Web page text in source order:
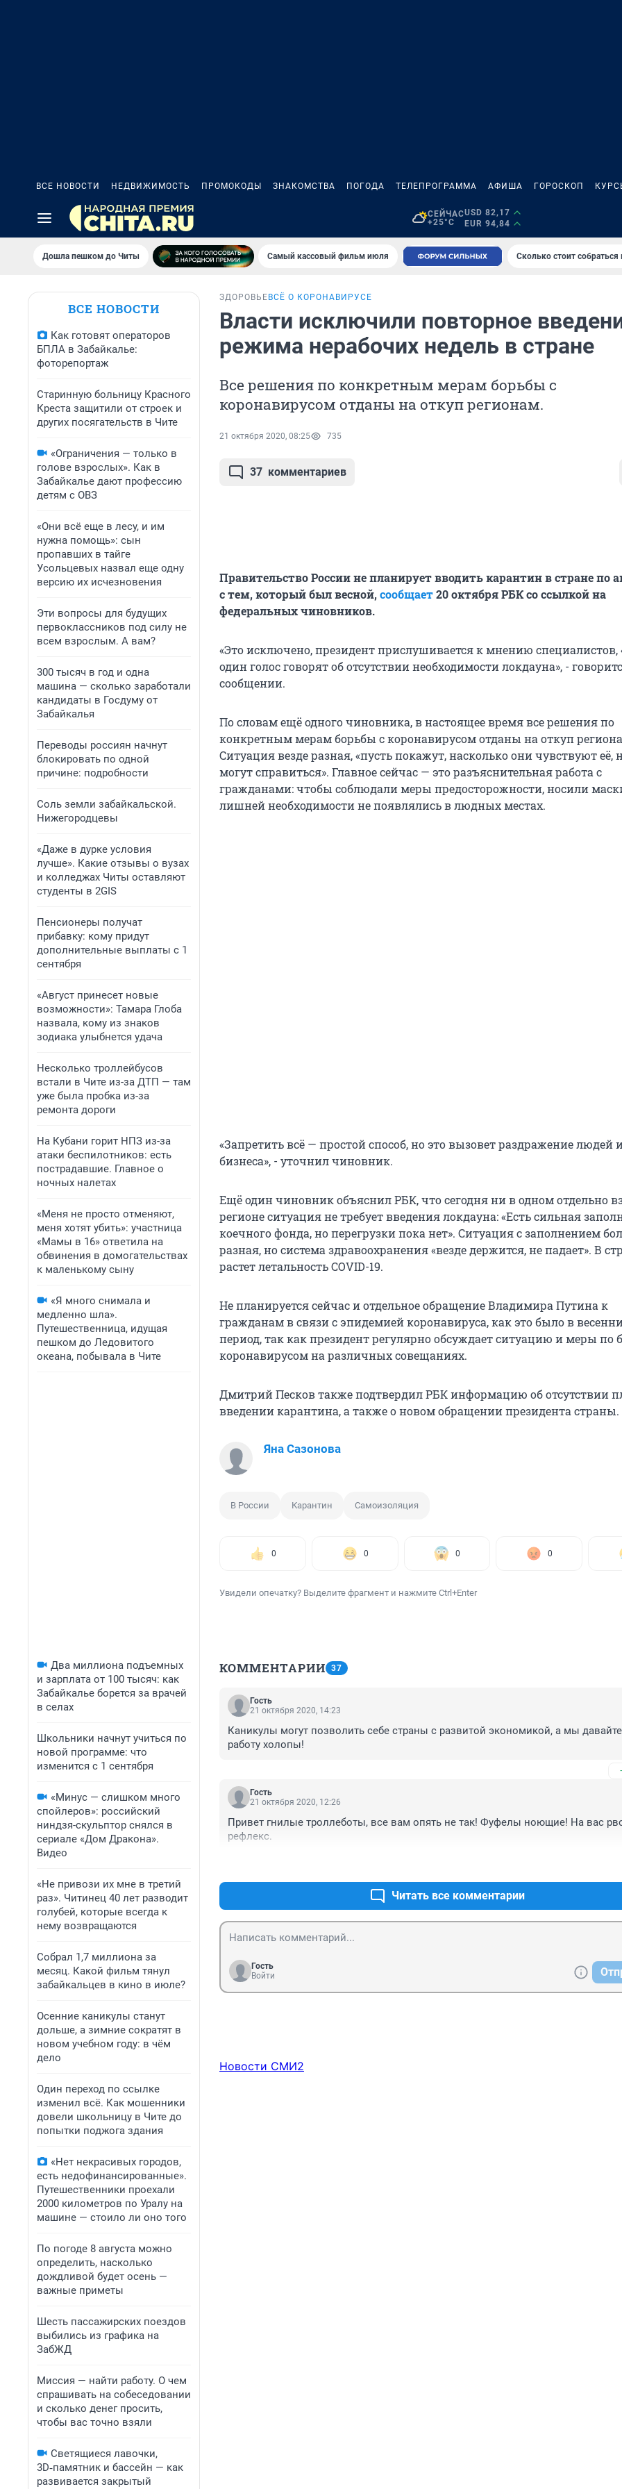
ВСЕ НОВОСТИ НЕДВИЖИМОСТЬ ПРОМОКОДЫ ЗНАКОМСТВА ПОГОДА ТЕЛЕПРОГРАММА АФИША ГОРОСКОП
СЕЙЧАС
+25°C
USD 82,17
EUR 94,84
Дошла пешком до Читы Самый кассовый фильм июля Сколько стоит
ВСЕ НОВОСТИ
Как готовят операторов
БПЛА в Забайкалье:
фоторепортаж
Старинную больницу Красного
Креста защитили от строек и
других посягательств в Чите
«Ограничения — только в
голове взрослых». Как в
Забайкалье дают профессию
детям с ОВЗ
«Они всё еще в лесу, и им
нужна помощь»: сын
пропавших в тайге
Усольцевых назвал еще одну
версию их исчезновения
Эти вопросы для будущих
первоклассников под силу не
всем взрослым. А вам?
300 тысяч в год и одна
машина — сколько заработали
кандидаты в Госдуму от
Забайкалья
Переводы россиян начнут
блокировать по одной
причине: подробности
Соль земли забайкальской.
Нижегородцевы
«Даже в дурке условия
лучше». Какие отзывы о вузах
и колледжах Читы оставляют
студенты в 2GIS
Пенсионеры получат
прибавку: кому придут
дополнительные выплаты с 1
сентября
«Август принесет новые
возможности»: Тамара Глоба
назвала, кому из знаков
зодиака улыбнется удача
Несколько троллейбусов
встали в Чите из-за ДТП — там
уже была пробка из-за
ремонта дороги
На Кубани горит НПЗ из-за
атаки беспилотников: есть
пострадавшие. Главное о
ночных налетах
«Меня не просто отменяют,
меня хотят убить»: участница
«Мамы в 16» ответила на
обвинения в домогательствах
к маленькому сыну
«Я много снимала и
медленно шла».
Путешественница, идущая
пешком до Ледовитого
океана, побывала в Чите
Два миллиона подъемных
и зарплата от 100 тысяч: как
Забайкалье борется за врачей
в селах
Школьники начнут учиться по
новой программе: что
изменится с 1 сентября
«Минус — слишком много
спойлеров»: российский
ниндзя-скульптор снялся в
сериале «Дом Дракона».
Видео
«Не привози их мне в третий
раз». Читинец 40 лет разводит
голубей, которые всегда к
нему возвращаются
Собрал 1,7 миллиона за
месяц. Какой фильм тянул
забайкальцев в кино в июле?
Осенние каникулы станут
дольше, а зимние сократят в
новом учебном году: в чём
дело
Один переход по ссылке
изменил всё. Как мошенники
довели школьницу в Чите до
попытки поджога здания
«Нет некрасивых городов,
есть недофинансированные».
Путешественники проехали
2000 километров по Уралу на
машине — стоило ли оно того
По погоде 8 августа можно
определить, насколько
дождливой будет осень —
важные приметы
Шесть пассажирских поездов
выбились из графика на
ЗабЖД
Миссия — найти работу. О чем
спрашивать на собеседовании
и сколько денег просить,
чтобы вас точно взяли
Светящиеся лавочки,
3D‑памятник и бассейн — как
развивается закрытый
ЗДОРОВЬЕ ВСЁ О КОРОНАВИРУСЕ
Власти исключили повторное
режима нерабочих недель в стране
Все решения по конкретным мерам борьбы с
коронавирусом отданы на откуп регионам.
21 октября 2020, 08:25 735
37 комментариев
Правительство России не планирует вводить карантин в стране по
с тем, который был весной,сообщает20 октября РБК со ссылкой на
федеральных чиновников.
«Это исключено, президент прислушивается к мнению специалистов,
один голос говорят об отсутствии необходимости локдауна», -
сообщении.
По словам ещё одного чиновника, в настоящее время все решения по
конкретным мерам борьбы с коронавирусом отданы на откуп
Ситуация везде разная, «пусть покажут, насколько они чувствуют её,
могут справиться». Главное сейчас — это разъяснительная работа с
гражданами: чтобы соблюдали меры предосторожности, носили
лишней необходимости не появлялись в людных местах.
«Запретить всё — простой способ, но это вызовет раздражение людей
бизнеса», - уточнил чиновник.
Ещё один чиновник объяснил РБК, что сегодня ни в одном отдельно
регионе ситуация не требует введения локдауна: «Есть сильная
коечного фонда, но перегрузки пока нет». Ситуация с заполнением
разная, но система здравоохранения «везде держится, не падает». В
растет летальность COVID-19.
Не планируется сейчас и отдельное обращение Владимира Путина к
гражданам в связи с эпидемией коронавируса, как это было в
период, так как президент регулярно обсуждает ситуацию и меры по
коронавирусом на различных совещаниях.
Дмитрий Песков также подтвердил РБК информацию об отсутствии
введении карантина, а также о новом обращении президента страны.
Яна Сазонова
В России Карантин Самоизоляция
0 0 0 0
Увидели опечатку? Выделите фрагмент и нажмите Ctrl+Enter
КОММЕНТАРИИ 37
Гость
21 октября 2020, 14:23
Каникулы могут позволить себе страны с развитой экономикой, а мы
работу холопы!
Гость
21 октября 2020, 12:26
Привет гнилые троллеботы, все вам опять не так! Фуфелы ноющие! На вас
рефлекс.
Читать все комментарии
Гость
Войти
Новости СМИ2